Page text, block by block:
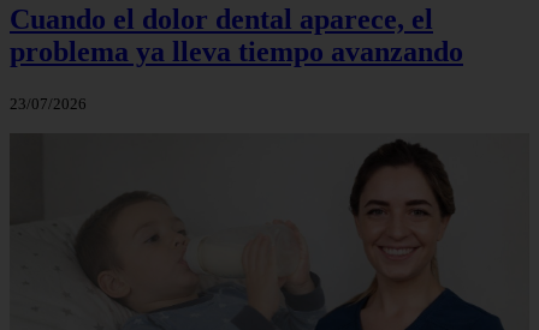
Cuando el dolor dental aparece, el
problema ya lleva tiempo avanzando
23/07/2026